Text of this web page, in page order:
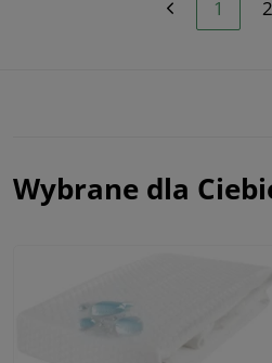
1 2
Wybrane dla